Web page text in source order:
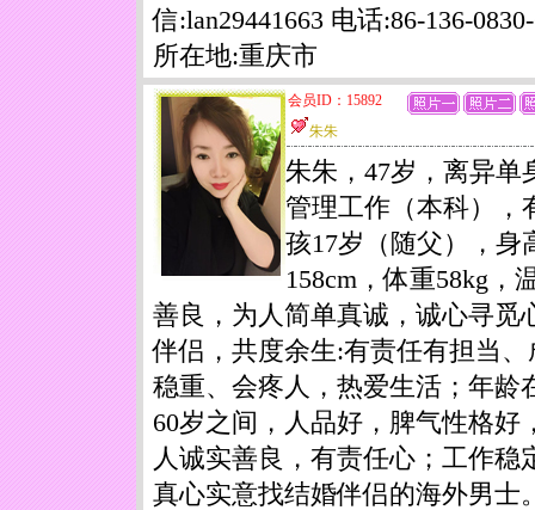
信:lan29441663 电话:86-136-
所在地:重庆市
会员ID：15892
朱朱
朱朱，47岁，离异单
管理工作（本科），
孩17岁（随父），身
158cm，体重58kg，
善良，为人简单真诚，诚心寻觅
伴侣，共度余生:有责任有担当、
稳重、会疼人，热爱生活；年龄
60岁之间，人品好，脾气性格好
人诚实善良，有责任心；工作稳
真心实意找结婚伴侣的海外男士